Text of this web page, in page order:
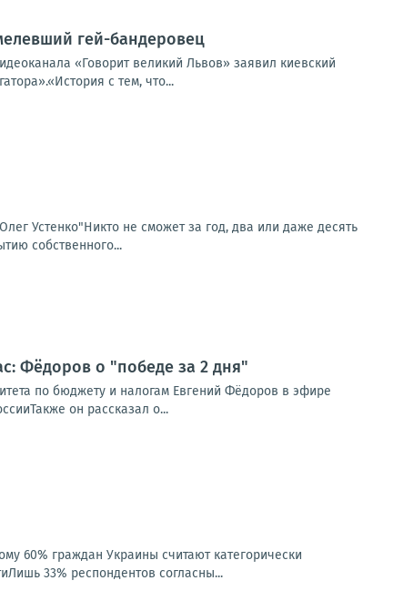
гей-бандеровец
«Говорит великий Львов» заявил киевский
с тем, что...
Устенко"Никто не сможет за год, два или даже десять
собственного...
Фёдоров о "победе за 2 дня"
по бюджету и налогам Евгений Фёдоров в эфире
он рассказал о...
60% граждан Украины считают категорически
33% респондентов согласны...